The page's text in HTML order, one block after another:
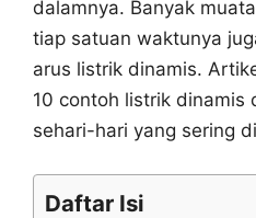
dalamnya. Banyak
tiap satuan waktunya
arus listrik dinamis.
10 contoh listrik dinamis
sehari-hari yang sering
Daftar Isi